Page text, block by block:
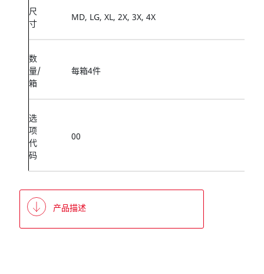
尺
寸
MD, LG, XL, 2X, 3X, 4X
数
量/
箱
每箱4件
选
项
代
码
00
产品描述